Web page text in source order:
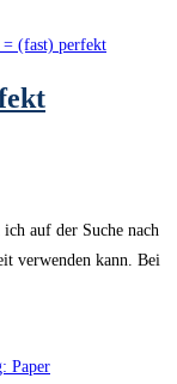
auf der Suche nach
verwenden kann. Bei